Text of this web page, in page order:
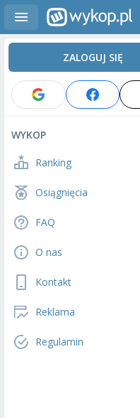
ZALOGUJ SIĘ
WYKOP
Ranking
Osiągnięcia
FAQ
O nas
Kontakt
Reklama
Regulamin